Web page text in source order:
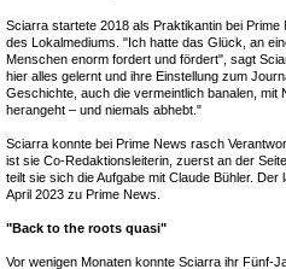
Sciarra startete 2018 als Praktikantin bei
des Lokalmediums. "Ich hatte das Glück, an
Menschen enorm fordert und fördert", sagt
hier alles gelernt und ihre Einstellung zum
Geschichte, auch die vermeintlich banalen, mit
herangeht – und niemals abhebt."
Sciarra konnte bei Prime News rasch
ist sie Co-Redaktionsleiterin, zuerst an der
teilt sie sich die Aufgabe mit Claude Bühler.
April 2023 zu Prime News.
"Back to the roots quasi"
Vor wenigen Monaten konnte Sciarra ihr Fünf-